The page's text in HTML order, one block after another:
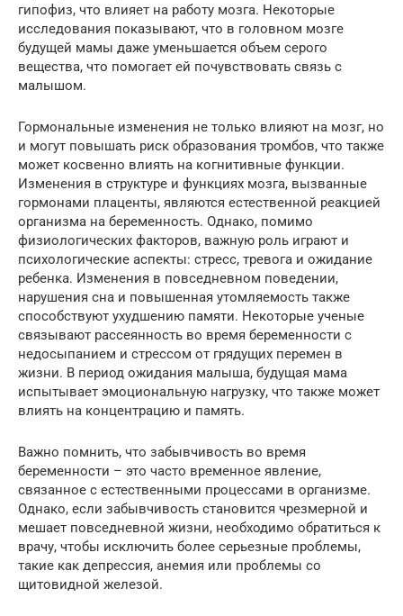
гипофиз, что влияет на работу мозга. Некоторые
исследования показывают, что в головном мозге
будущей мамы даже уменьшается объем серого
вещества, что помогает ей почувствовать связь с
малышом.
Гормональные изменения не только влияют на мозг, но
и могут повышать риск образования тромбов, что также
может косвенно влиять на когнитивные функции.
Изменения в структуре и функциях мозга, вызванные
гормонами плаценты, являются естественной реакцией
организма на беременность. Однако, помимо
физиологических факторов, важную роль играют и
психологические аспекты: стресс, тревога и ожидание
ребенка. Изменения в повседневном поведении,
нарушения сна и повышенная утомляемость также
способствуют ухудшению памяти. Некоторые ученые
связывают рассеянность во время беременности с
недосыпанием и стрессом от грядущих перемен в
жизни. В период ожидания малыша, будущая мама
испытывает эмоциональную нагрузку, что также может
влиять на концентрацию и память.
Важно помнить, что забывчивость во время
беременности – это часто временное явление,
связанное с естественными процессами в организме.
Однако, если забывчивость становится чрезмерной и
мешает повседневной жизни, необходимо обратиться к
врачу, чтобы исключить более серьезные проблемы,
такие как депрессия, анемия или проблемы со
щитовидной железой.